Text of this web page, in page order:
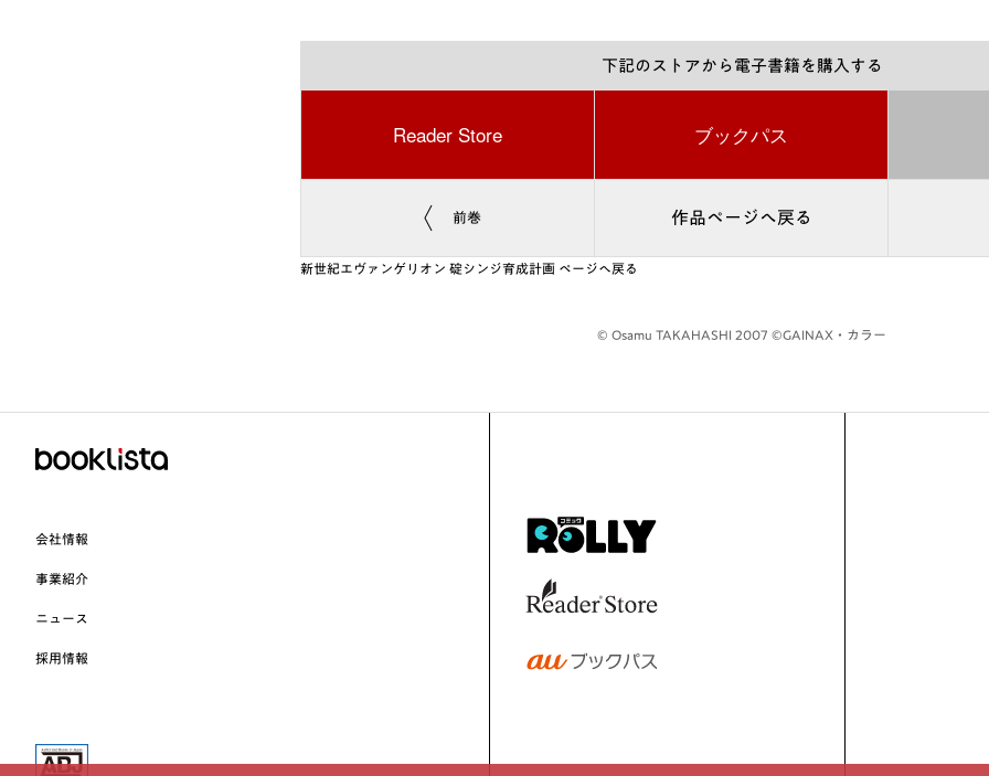
下記のストアから電子書籍を購入する
Reader Store ブックパス
前巻 作品ページへ戻る
新世紀エヴァンゲリオン 碇シンジ育成計画 ページへ戻る
© Osamu TAKAHASHI 2007 ©GAINAX・カラー
会社情報
事業紹介
ニュース
採用情報